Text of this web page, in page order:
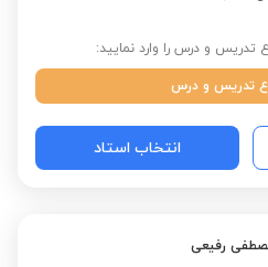
تدریس و درس را وارد نمایید:
تدریس و درس
انتخاب استاد
رفیعی